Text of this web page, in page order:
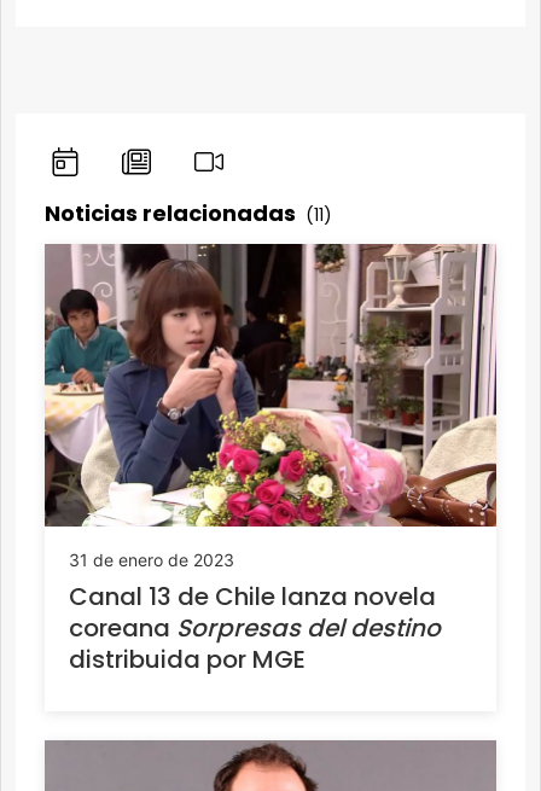
Noticias relacionadas (11)
31 de enero de 2023
Canal 13 de Chile lanza novela
coreana Sorpresas del destino
distribuida por MGE